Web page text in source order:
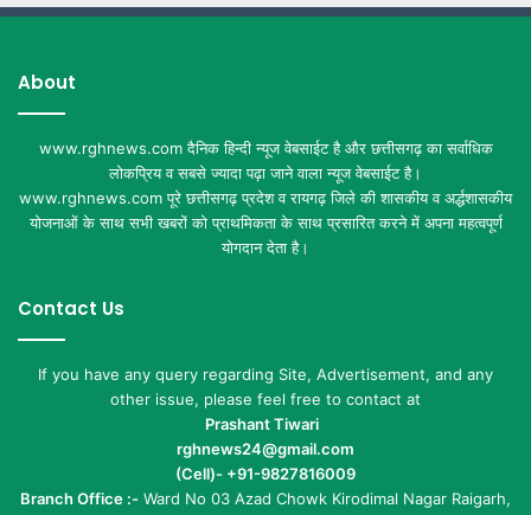
About
www.rghnews.com दैनिक हिन्दी न्यूज वेबसाईट है और छत्तीसगढ़ का सर्वाधिक
लोकप्रिय व सबसे ज्यादा पढ़ा जाने वाला न्यूज वेबसाईट है।
www.rghnews.com पूरे छत्तीसगढ़ प्रदेश व रायगढ़ जिले की शासकीय व अर्द्धशासकीय
योजनाओं के साथ सभी खबरों को प्राथमिकता के साथ प्रसारित करने में अपना महत्वपूर्ण
योगदान देता है।
Contact Us
If you have any query regarding Site, Advertisement, and any
other issue, please feel free to contact at
Prashant Tiwari
rghnews24@gmail.com
(Cell)- +91-9827816009
Branch Office :- Ward No 03 Azad Chowk Kirodimal Nagar Raigarh,